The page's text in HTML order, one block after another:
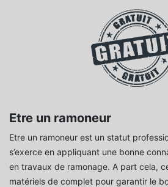
Etre un ramoneur
Etre un ramoneur est un statut
s’exerce en appliquant une bonne
en travaux de ramonage. A part cela,
matériels de complet pour garantir le